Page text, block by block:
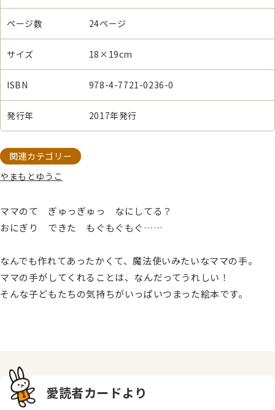
ページ数 24ページ
サイズ 18×19cm
ISBN 978-4-7721-0236-0
発行年 2017年発行
関連カテゴリー
やまもとゆうこ
ママのて ぎゅっぎゅっ なにしてる？
おにぎり できた もぐもぐもぐ……
なんでも作れてあったかくて、魔法使いみたいなママの手。
ママの手がしてくれることは、なんだってうれしい！
そんな子どもたちの気持ちがいっぱいつまった絵本です。
愛読者カードより